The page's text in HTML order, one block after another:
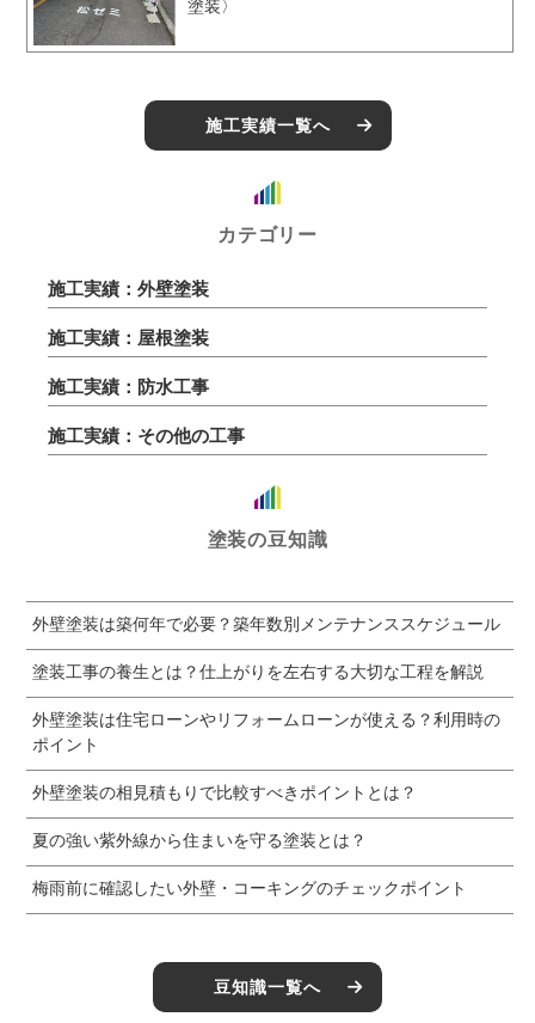
塗装〉
施工実績一覧へ
カテゴリー
施工実績：外壁塗装
施工実績：屋根塗装
施工実績：防水工事
施工実績：その他の工事
塗装の豆知識
外壁塗装は築何年で必要？築年数別メンテナンススケジュール
塗装工事の養生とは？仕上がりを左右する大切な工程を解説
外壁塗装は住宅ローンやリフォームローンが使える？利用時の
ポイント
外壁塗装の相見積もりで比較すべきポイントとは？
夏の強い紫外線から住まいを守る塗装とは？
梅雨前に確認したい外壁・コーキングのチェックポイント
豆知識一覧へ